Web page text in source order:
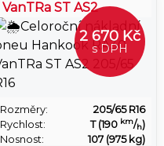
VanTRa ST AS2
2 670 Kč
s DPH
Rozměry:
205/65 R16
Rychlost:
T (190 km/h)
Nosnost:
107 (975 kg)